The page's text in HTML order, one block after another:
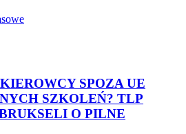
SPOZA UE
SZKOLEŃ? TLP
O PILNE